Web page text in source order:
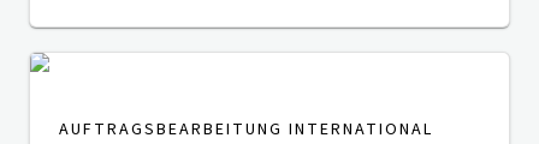
AUFTRAGSBEARBEITUNG INTERNATIONAL